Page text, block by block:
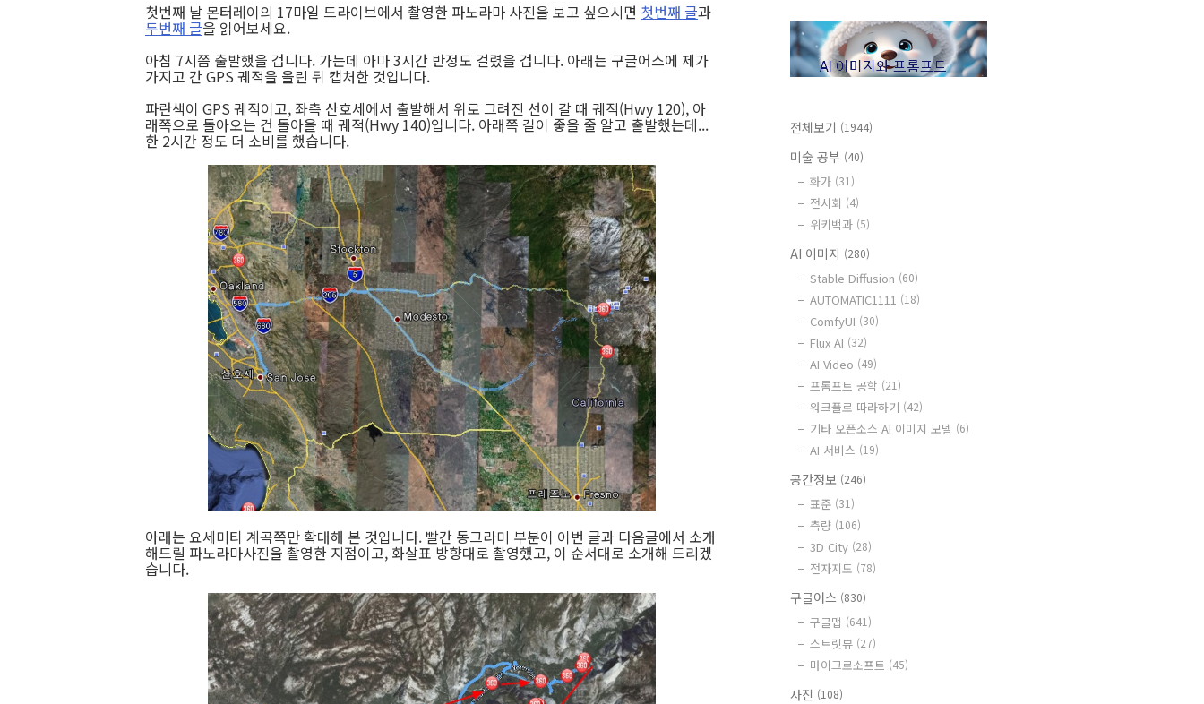
첫번째 날 몬터레이의 17마일 드라이브에서 촬영한 파노라마 사진을 보고 싶으시면 첫번째 글과
두번째 글을 읽어보세요.
아침 7시쯤 출발했을 겁니다. 가는데 아마 3시간 반정도 걸렸을 겁니다. 아래는 구글어스에 제가
가지고 간 GPS 궤적을 올린 뒤 캡처한 것입니다.
파란색이 GPS 궤적이고, 좌측 산호세에서 출발해서 위로 그려진 선이 갈 때 궤적(Hwy 120), 아
래쪽으로 돌아오는 건 돌아올 때 궤적(Hwy 140)입니다. 아래쪽 길이 좋을 줄 알고 출발했는데...
한 2시간 정도 더 소비를 했습니다.
아래는 요세미티 계곡쪽만 확대해 본 것입니다. 빨간 동그라미 부분이 이번 글과 다음글에서 소개
해드릴 파노라마사진을 촬영한 지점이고, 화살표 방향대로 촬영했고, 이 순서대로 소개해 드리겠
습니다.
전체보기 (1944)
미술 공부 (40)
화가 (31)
전시회 (4)
위키백과 (5)
AI 이미지 (280)
Stable Diffusion (60)
AUTOMATIC1111 (18)
ComfyUI (30)
Flux AI (32)
AI Video (49)
프롬프트 공학 (21)
워크플로 따라하기 (42)
기타 오픈소스 AI 이미지 모델 (6)
AI 서비스 (19)
공간정보 (246)
표준 (31)
측량 (106)
3D City (28)
전자지도 (78)
구글어스 (830)
구글맵 (641)
스트릿뷰 (27)
마이크로소프트 (45)
사진 (108)